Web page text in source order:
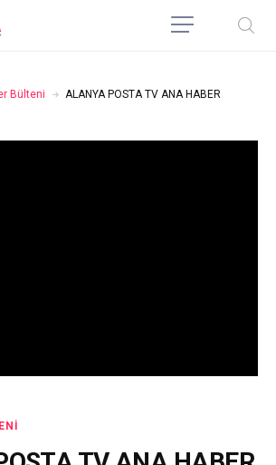
Bülteni
ALANYA POSTA TV ANA HABER